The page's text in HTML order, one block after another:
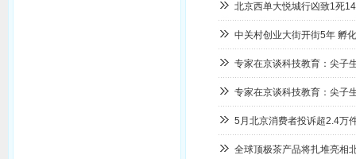
北京西单大悦城行凶致1死
中关村创业大街开街5年 孵
专家在京谈科技教育：尖子
专家在京谈科技教育：尖子
5月北京消费者投诉超2.4万
全球顶极茶产品将扎堆亮相